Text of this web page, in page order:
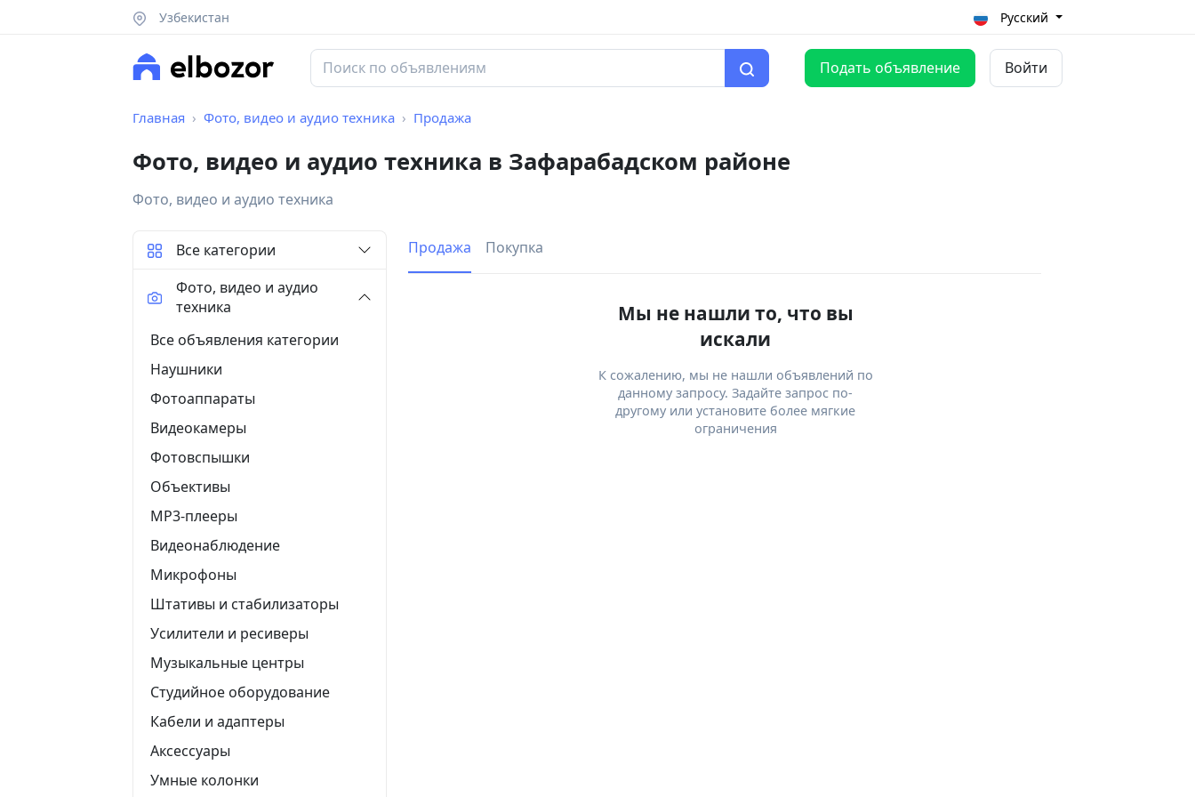
Узбекистан Русский
Подать объявление Войти
Главная Фото, видео и аудио техника Продажа
Фото, видео и аудио техника в Зафарабадском районе
Фото, видео и аудио техника
Продажа Покупка
Мы не нашли то, что вы
искали
К сожалению, мы не нашли объявлений по
данному запросу. Задайте запрос по-
другому или установите более мягкие
ограничения
Все категории
Фото, видео и аудио
техника
Все объявления категории
Наушники
Фотоаппараты
Видеокамеры
Фотовспышки
Объективы
MP3-плееры
Видеонаблюдение
Микрофоны
Штативы и стабилизаторы
Усилители и ресиверы
Музыкальные центры
Студийное оборудование
Кабели и адаптеры
Аксессуары
Умные колонки